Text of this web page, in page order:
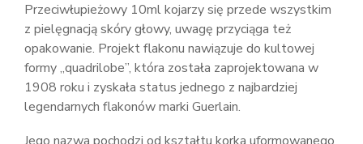
Przeciwłupieżowy 10ml kojarzy się przede wszystkim
z pielęgnacją skóry głowy, uwagę przyciąga też
opakowanie. Projekt flakonu nawiązuje do kultowej
formy „quadrilobe”, która została zaprojektowana w
1908 roku i zyskała status jednego z najbardziej
legendarnych flakonów marki Guerlain.